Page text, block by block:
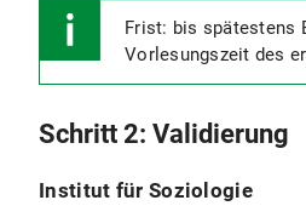
Frist: bis spätestens
Vorlesungszeit des
Schritt 2: Validierung
Institut für Soziologie